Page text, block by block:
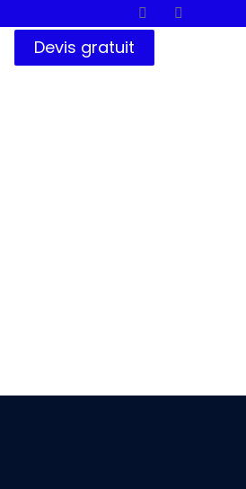
Devis gratuit